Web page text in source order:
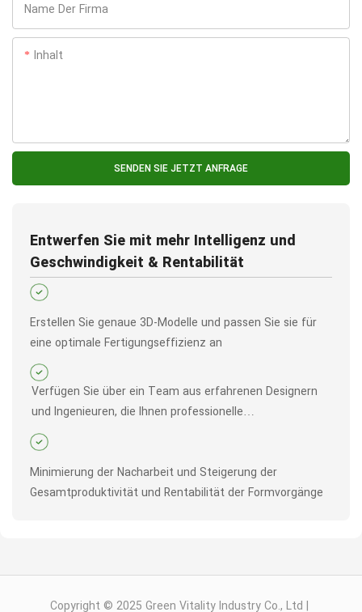
Name Der Firma
Inhalt
SENDEN SIE JETZT ANFRAGE
Entwerfen Sie mit mehr Intelligenz und
Geschwindigkeit & Rentabilität
Erstellen Sie genaue 3D-Modelle und passen Sie sie für
eine optimale Fertigungseffizienz an
Verfügen Sie über ein Team aus erfahrenen Designern
und Ingenieuren, die Ihnen professionelle
Designunterstützung bieten
Minimierung der Nacharbeit und Steigerung der
Gesamtproduktivität und Rentabilität der Formvorgänge
Copyright © 2025 Green Vitality Industry Co., Ltd |